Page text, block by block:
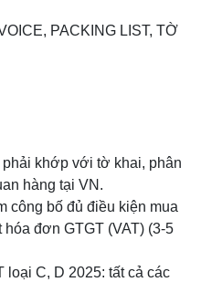
PACKING LIST, TỜ
phải khớp với tờ khai, phân
hàng tại VN.
công bố đủ điều kiện mua
đơn GTGT (VAT) (3-5
loại C, D 2025: tất cả các